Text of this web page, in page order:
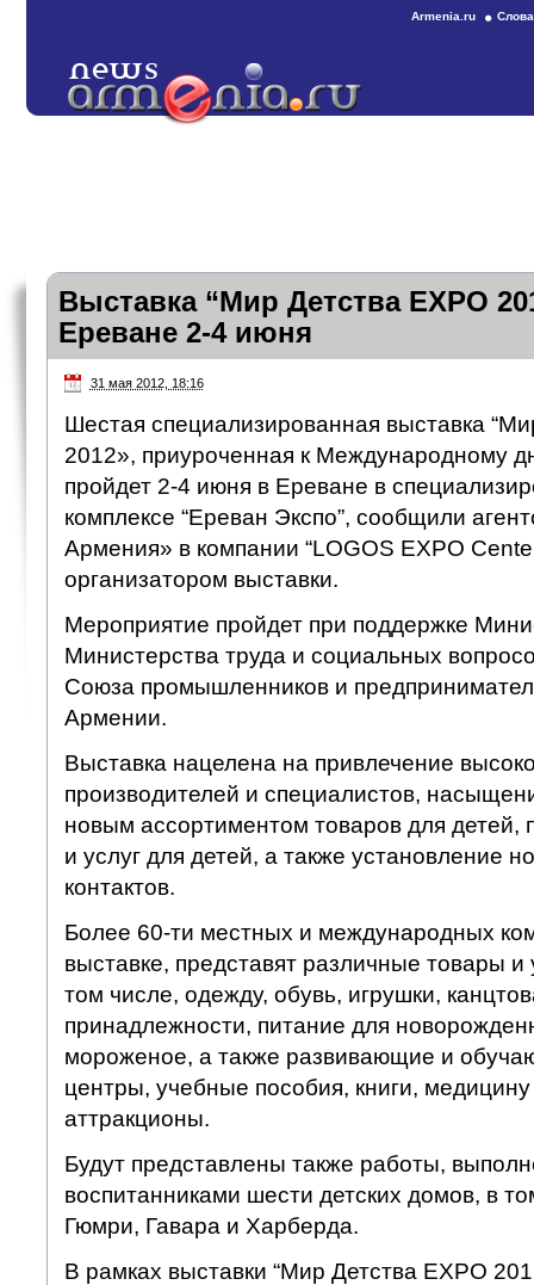
Armenia.ru
Выставка “Мир Детства EXPO
Ереване 2-4 июня
31 мая 2012, 18:16
Шестая специализированная выставка
2012», приуроченная к Международному
пройдет 2-4 июня в Ереване в
комплексе “Ереван Экспо”, сообщили
Армения» в компании “LOGOS EXPO
организатором выставки.
Мероприятие пройдет при поддержке
Министерства труда и социальных
Союза промышленников и
Армении.
Выставка нацелена на привлечение
производителей и специалистов,
новым ассортиментом товаров для детей,
и услуг для детей, а также установление
контактов.
Более 60-ти местных и международных
выставке, представят различные товары и
том числе, одежду, обувь, игрушки,
принадлежности, питание для
мороженое, а также развивающие и
центры, учебные пособия, книги,
аттракционы.
Будут представлены также работы,
воспитанниками шести детских домов, в
Гюмри, Гавара и Харберда.
В рамках выставки “Мир Детства EXPO